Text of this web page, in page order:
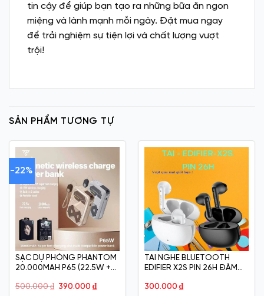
tin cậy để giúp bạn tạo ra những bữa ăn ngon
miệng và lành mạnh mỗi ngày. Đặt mua ngay
để trải nghiệm sự tiện lợi và chất lượng vượt
trội!
SẢN PHẨM TƯƠNG TỰ
-22%
SẠC DỰ PHÒNG PHANTOM
20.000MAH P65 (22.5W +
500.000₫ Giá
390.000 ₫Giá
TAI NGHE BLUETOOTH
EDIFIER X2S PIN 26H ĐÀM
300.000 ₫